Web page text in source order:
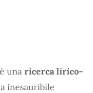
una ricerca lirico-
inesauribile